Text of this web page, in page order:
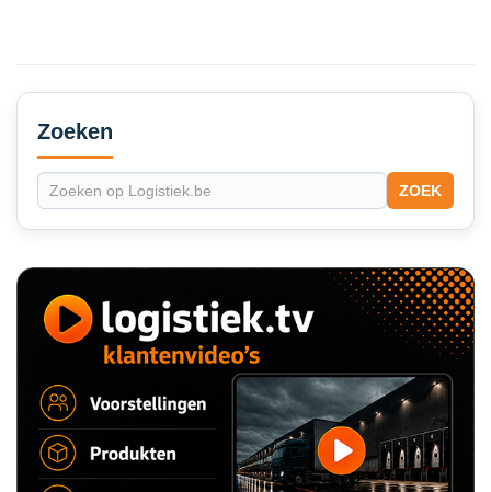
Secondary
Sidebar
Zoeken
ZOEK